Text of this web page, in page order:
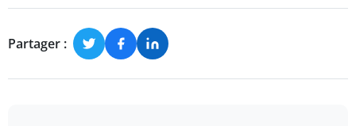
Partager :